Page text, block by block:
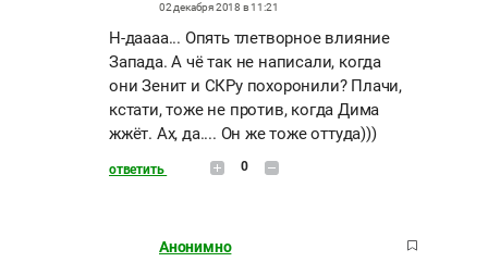
02 декабря 2018 в 11:21
Н-даааа... Опять тлетворное влияние
Запада. А чё так не написали, когда
они Зенит и СКРу похоронили? Плачи,
кстати, тоже не против, когда Дима
жжёт. Ах, да.... Он же тоже оттуда)))
ответить 0
Анонимно